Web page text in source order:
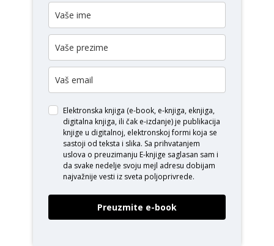
Elektronska knjiga (e-book, e-knjiga, eknjiga,
digitalna knjiga, ili čak e-izdanje) je publikacija
knjige u digitalnoj, elektronskoj formi koja se
sastoji od teksta i slika. Sa prihvatanjem
uslova o preuzimanju E-knjige saglasan sam i
da svake nedelje svoju mejl adresu dobijam
najvažnije vesti iz sveta poljoprivrede.
Preuzmite e-book